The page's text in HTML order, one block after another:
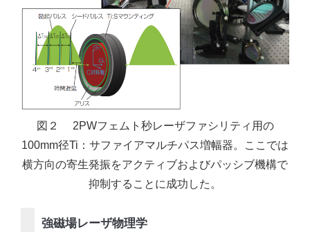
図２ 2PWフェムト秒レーザファシリティ用の
100mm径Ti：サファイアマルチパス増幅器。ここでは
横方向の寄生発振をアクティブおよびパッシブ機構で
抑制することに成功した。
強磁場レーザ物理学